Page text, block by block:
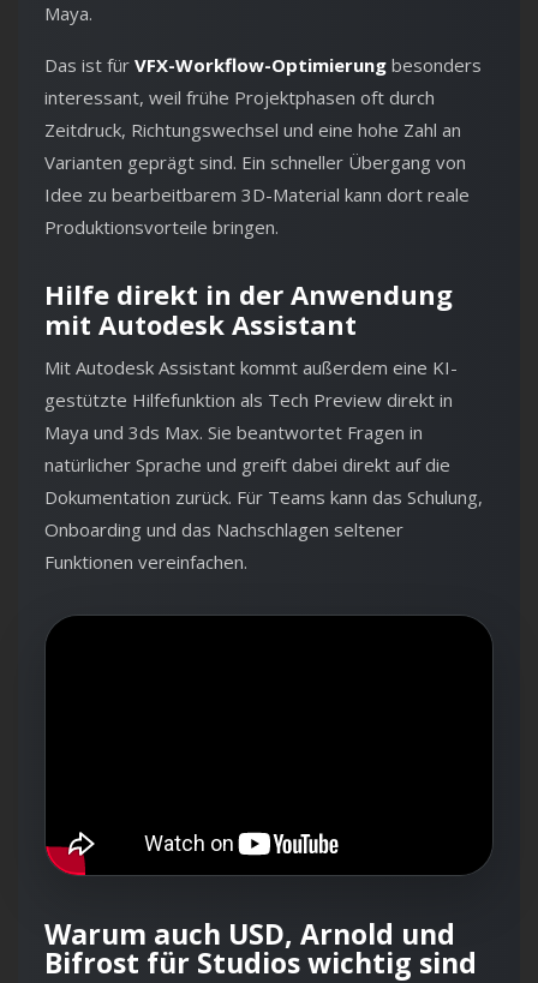
Maya.
Das ist für VFX-Workflow-Optimierung besonders
interessant, weil frühe Projektphasen oft durch
Zeitdruck, Richtungswechsel und eine hohe Zahl an
Varianten geprägt sind. Ein schneller Übergang von
Idee zu bearbeitbarem 3D-Material kann dort reale
Produktionsvorteile bringen.
Hilfe direkt in der Anwendung
mit Autodesk Assistant
Mit Autodesk Assistant kommt außerdem eine KI-
gestützte Hilfefunktion als Tech Preview direkt in
Maya und 3ds Max. Sie beantwortet Fragen in
natürlicher Sprache und greift dabei direkt auf die
Dokumentation zurück. Für Teams kann das Schulung,
Onboarding und das Nachschlagen seltener
Funktionen vereinfachen.
Warum auch USD, Arnold und
Bifrost für Studios wichtig sind